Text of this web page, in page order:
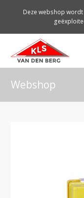
Deze webshop
Webshop